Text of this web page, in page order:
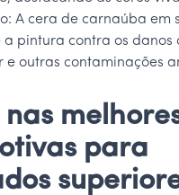
A cera de carnaúba em
a pintura contra os danos
e outras contaminações
nas
para